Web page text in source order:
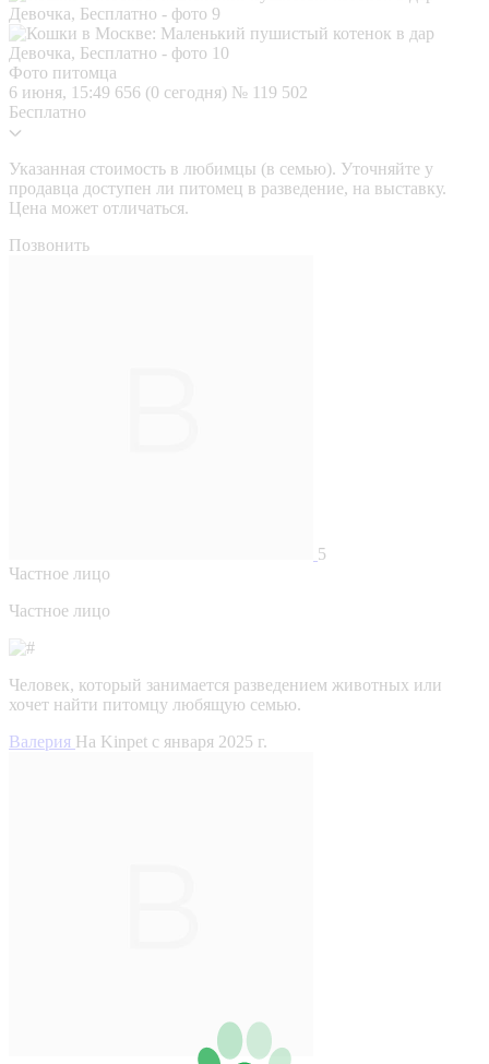
Фото питомца
6 июня, 15:49 656 (0 сегодня) № 119 502
Бесплатно
Указанная стоимость в любимцы (в семью). Уточняйте у
продавца доступен ли питомец в разведение, на выставку.
Цена может отличаться.
Позвонить
5
Частное лицо
Частное лицо
Человек, который занимается разведением животных или
хочет найти питомцу любящую семью.
Валерия На Kinpet c января 2025 г.